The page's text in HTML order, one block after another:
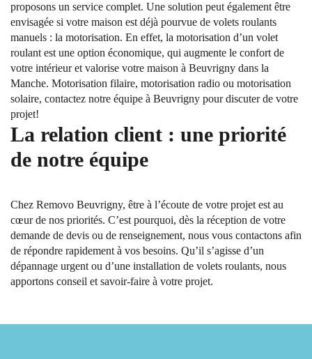
proposons un service complet. Une solution peut également être
envisagée si votre maison est déjà pourvue de volets roulants
manuels : la motorisation. En effet, la motorisation d’un volet
roulant est une option économique, qui augmente le confort de
votre intérieur et valorise votre maison à Beuvrigny dans la
Manche. Motorisation filaire, motorisation radio ou motorisation
solaire, contactez notre équipe à Beuvrigny pour discuter de votre
projet!
La relation client : une priorité
de notre équipe
Chez Removo Beuvrigny, être à l’écoute de votre projet est au
cœur de nos priorités. C’est pourquoi, dès la réception de votre
demande de devis ou de renseignement, nous vous contactons afin
de répondre rapidement à vos besoins. Qu’il s’agisse d’un
dépannage urgent ou d’une installation de volets roulants, nous
apportons conseil et savoir-faire à votre projet.